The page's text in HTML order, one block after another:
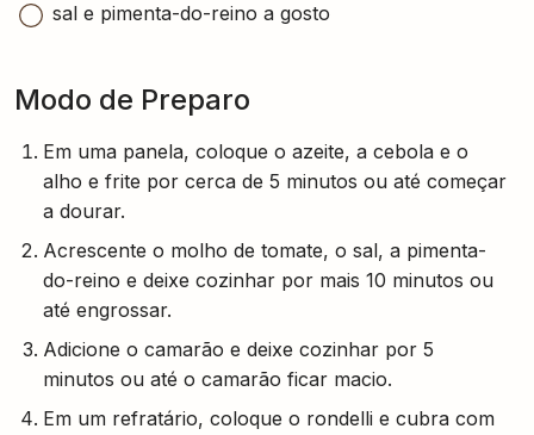
sal e pimenta-do-reino a gosto
Modo de Preparo
Em uma panela, coloque o azeite, a cebola e o
alho e frite por cerca de 5 minutos ou até começar
a dourar.
Acrescente o molho de tomate, o sal, a pimenta-
do-reino e deixe cozinhar por mais 10 minutos ou
até engrossar.
Adicione o camarão e deixe cozinhar por 5
minutos ou até o camarão ficar macio.
Em um refratário, coloque o rondelli e cubra com